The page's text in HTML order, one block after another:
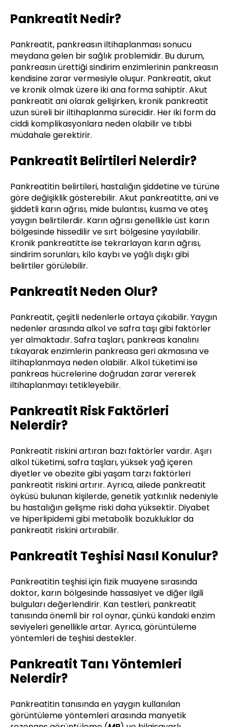
Pankreatit Nedir?
Pankreatit, pankreasın iltihaplanması sonucu
meydana gelen bir sağlık problemidir. Bu durum,
pankreasın ürettiği sindirim enzimlerinin pankreasın
kendisine zarar vermesiyle oluşur. Pankreatit, akut
ve kronik olmak üzere iki ana forma sahiptir. Akut
pankreatit ani olarak gelişirken, kronik pankreatit
uzun süreli bir iltihaplanma sürecidir. Her iki form da
ciddi komplikasyonlara neden olabilir ve tıbbi
müdahale gerektirir.
Pankreatit Belirtileri Nelerdir?
Pankreatitin belirtileri, hastalığın şiddetine ve türüne
göre değişiklik gösterebilir. Akut pankreatitte, ani ve
şiddetli karın ağrısı, mide bulantısı, kusma ve ateş
yaygın belirtilerdir. Karın ağrısı genellikle üst karın
bölgesinde hissedilir ve sırt bölgesine yayılabilir.
Kronik pankreatitte ise tekrarlayan karın ağrısı,
sindirim sorunları, kilo kaybı ve yağlı dışkı gibi
belirtiler görülebilir.
Pankreatit Neden Olur?
Pankreatit, çeşitli nedenlerle ortaya çıkabilir. Yaygın
nedenler arasında alkol ve safra taşı gibi faktörler
yer almaktadır. Safra taşları, pankreas kanalını
tıkayarak enzimlerin pankreasa geri akmasına ve
iltihaplanmaya neden olabilir. Alkol tüketimi ise
pankreas hücrelerine doğrudan zarar vererek
iltihaplanmayı tetikleyebilir.
Pankreatit Risk Faktörleri
Nelerdir?
Pankreatit riskini artıran bazı faktörler vardır. Aşırı
alkol tüketimi, safra taşları, yüksek yağ içeren
diyetler ve obezite gibi yaşam tarzı faktörleri
pankreatit riskini artırır. Ayrıca, ailede pankreatit
öyküsü bulunan kişilerde, genetik yatkınlık nedeniyle
bu hastalığın gelişme riski daha yüksektir. Diyabet
ve hiperlipidemi gibi metabolik bozukluklar da
pankreatit riskini artırabilir.
Pankreatit Teşhisi Nasıl Konulur?
Pankreatitin teşhisi için fizik muayene sırasında
doktor, karın bölgesinde hassasiyet ve diğer ilgili
bulguları değerlendirir. Kan testleri, pankreatit
tanısında önemli bir rol oynar, çünkü kandaki enzim
seviyeleri genellikle artar. Ayrıca, görüntüleme
yöntemleri de teşhisi destekler.
Pankreatit Tanı Yöntemleri
Nelerdir?
Pankreatitin tanısında en yaygın kullanılan
görüntüleme yöntemleri arasında manyetik